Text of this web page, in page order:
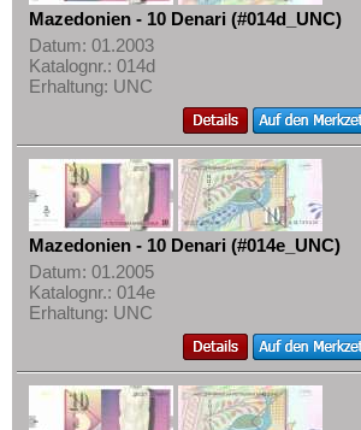
Mazedonien - 10 Denari (#014d_UNC)
Datum: 01.2003
Katalognr.: 014d
Erhaltung: UNC
Mazedonien - 10 Denari (#014e_UNC)
Datum: 01.2005
Katalognr.: 014e
Erhaltung: UNC